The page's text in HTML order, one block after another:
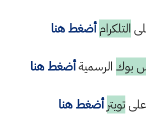
التلكرام أضغط هنا
بوك الرسميةأضغط هنا
علىتويتر أضغط هنا